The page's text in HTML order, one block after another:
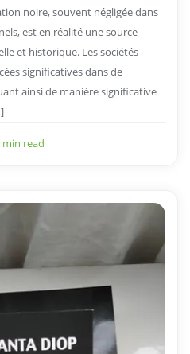
noire, souvent négligée dans
est en réalité une source
et historique. Les sociétés
significatives dans de
ainsi de manière significative
min read